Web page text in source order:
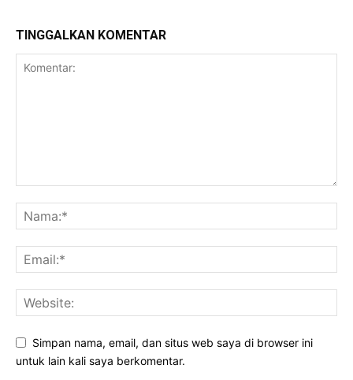
TINGGALKAN KOMENTAR
Simpan nama, email, dan situs web saya di browser ini
untuk lain kali saya berkomentar.